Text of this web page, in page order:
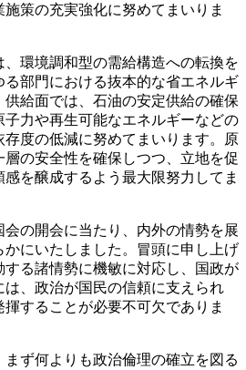
策の充実強化に努めてまいりま
環境調和型の需給構造への転換を
る部門における抜本的な省エネルギ
給面では、石油の安定供給の確保
力や再生可能なエネルギーなどの
存度の低減に努めてまいります。原
の安全性を確保しつつ、立地を促
を醸成するよう最大限努力してま
の開会に当たり、内外の情勢を展
にいたしました。冒頭に申し上げ
る諸情勢に機敏に対応し、国政が
、政治が国民の信頼に支えられ
することが必要不可欠でありま
ず何よりも政治倫理の確立を図る